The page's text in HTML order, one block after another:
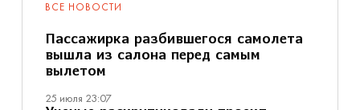
ВСЕ НОВОСТИ
Пассажирка разбившегося самолета
вышла из салона перед самым
вылетом
25 июля 23:07